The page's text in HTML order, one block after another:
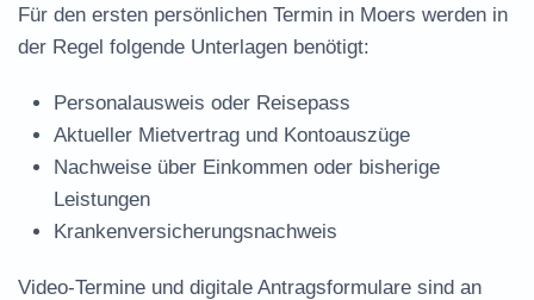
Für den ersten persönlichen Termin in Moers werden in
der Regel folgende Unterlagen benötigt:
Personalausweis oder Reisepass
Aktueller Mietvertrag und Kontoauszüge
Nachweise über Einkommen oder bisherige
Leistungen
Krankenversicherungsnachweis
Video-Termine und digitale Antragsformulare sind an